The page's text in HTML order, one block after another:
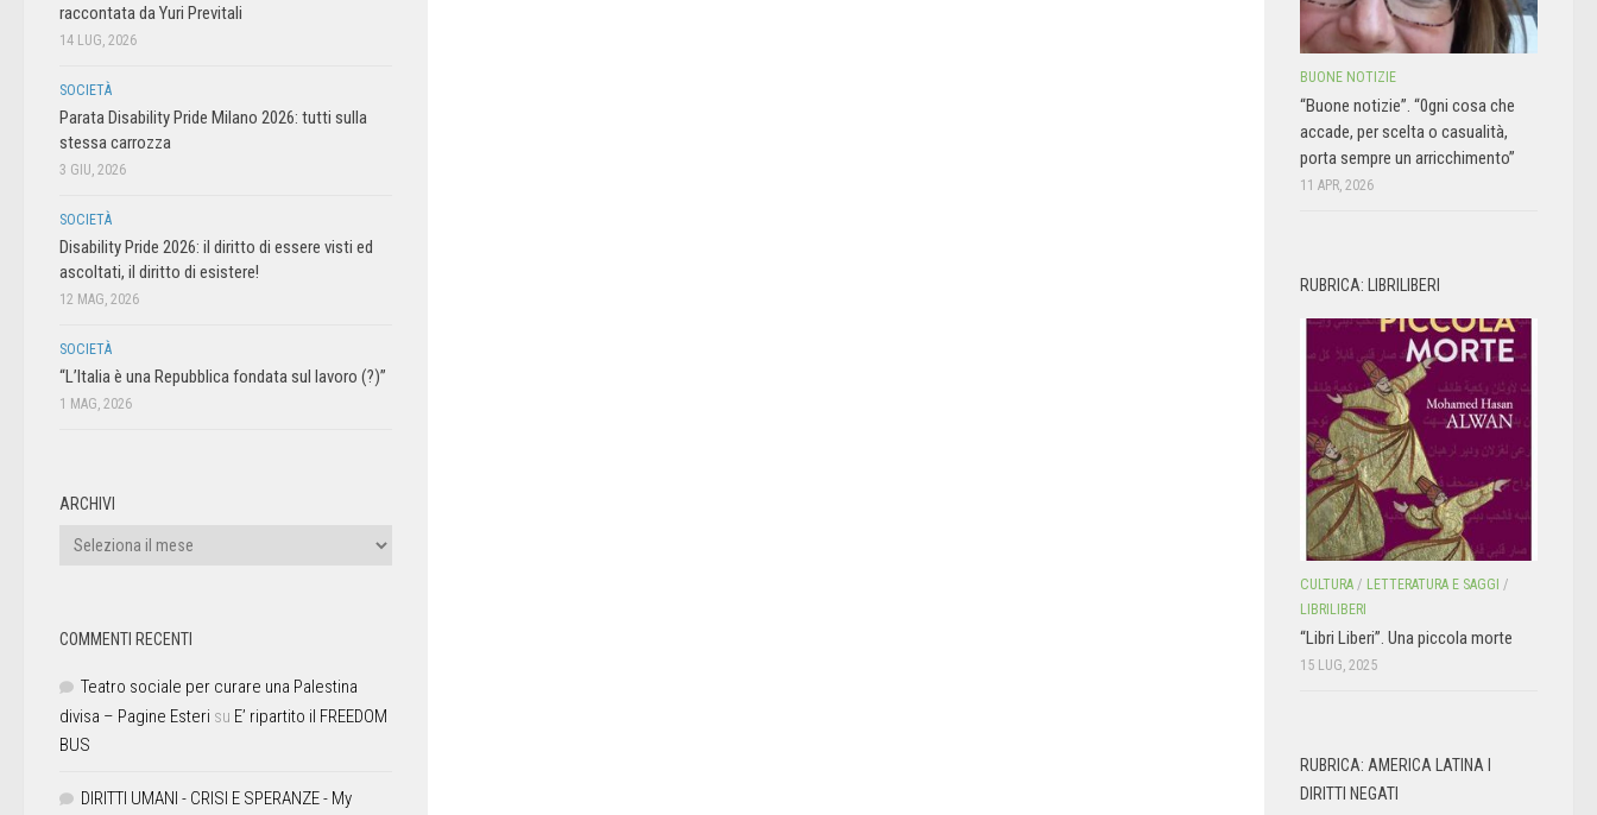
raccontata da Yuri Previtali
14 LUG, 2026
SOCIETÀ
Parata Disability Pride Milano 2026: tutti sulla
stessa carrozza
3 GIU, 2026
SOCIETÀ
Disability Pride 2026: il diritto di essere visti ed
ascoltati, il diritto di esistere!
12 MAG, 2026
SOCIETÀ
“L’Italia è una Repubblica fondata sul lavoro (?)”
1 MAG, 2026
ARCHIVI
COMMENTI RECENTI
Teatro sociale per curare una Palestina
divisa – Pagine Esteri su E’ ripartito il FREEDOM
BUS
DIRITTI UMANI - CRISI E SPERANZE - My
BUONE NOTIZIE
“Buone notizie”. “0gni cosa che
accade, per scelta o casualità,
porta sempre un arricchimento”
11 APR, 2026
RUBRICA: LIBRILIBERI
CULTURA / LETTERATURA E SAGGI /
LIBRILIBERI
“Libri Liberi”. Una piccola morte
15 LUG, 2025
RUBRICA: AMERICA LATINA I
DIRITTI NEGATI